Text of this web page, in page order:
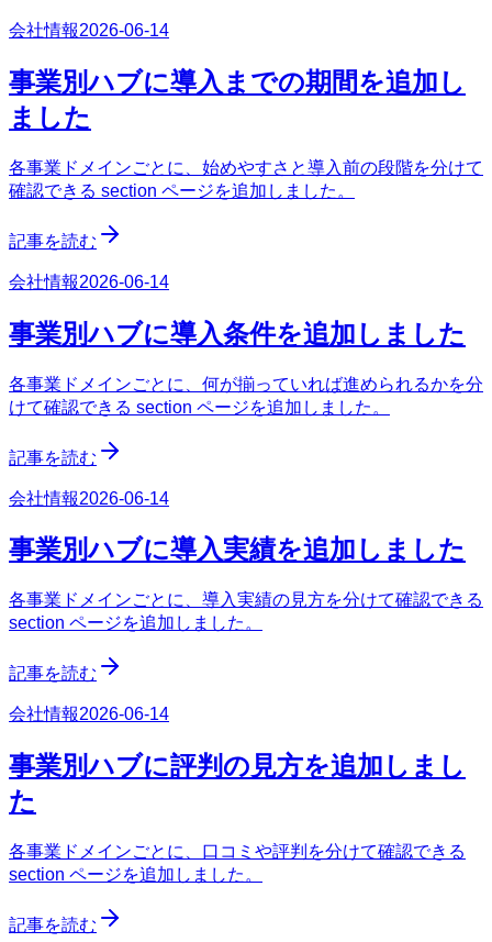
会社情報2026-06-14
事業別ハブに導入までの期間を追加し
ました
各事業ドメインごとに、始めやすさと導入前の段階を分けて
確認できる section ページを追加しました。
記事を読む
会社情報2026-06-14
事業別ハブに導入条件を追加しました
各事業ドメインごとに、何が揃っていれば進められるかを分
けて確認できる section ページを追加しました。
記事を読む
会社情報2026-06-14
事業別ハブに導入実績を追加しました
各事業ドメインごとに、導入実績の見方を分けて確認できる
section ページを追加しました。
記事を読む
会社情報2026-06-14
事業別ハブに評判の見方を追加しまし
た
各事業ドメインごとに、口コミや評判を分けて確認できる
section ページを追加しました。
記事を読む